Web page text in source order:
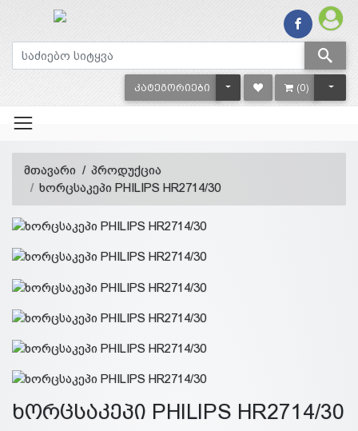
ᲙᲐᲢᲔᲒᲝᲠᲘᲔᲑᲘ TOGGLE DROPDOWN
(0)
მთავარი
პროდუქცია
ხორცსაკეპი PHILIPS HR2714/30
ხორცსაკეპი PHILIPS HR2714/30